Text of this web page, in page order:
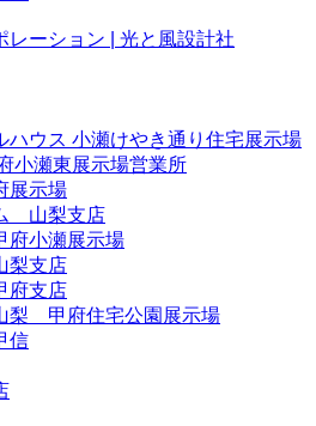
レーション | 光と風設計社
ハウス 小瀬けやき通り住宅展示場
小瀬東展示場営業所
展示場
山梨支店
小瀬展示場
梨支店
府支店
梨 甲府住宅公園展示場
信